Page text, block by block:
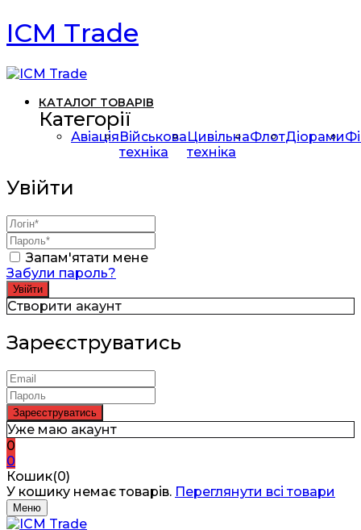
ICM Trade
КАТАЛОГ ТОВАРІВ
Категорії
АвіаціяВійськова
техніка
Цивільна
техніка
ФлотДіорами
Увійти
Запам'ятати мене
Забули пароль?
Створити акаунт
Зареєструватись
Уже маю акаунт
0
0
Кошик(0)
У кошику немає товарів. Переглянути всі товари
Меню